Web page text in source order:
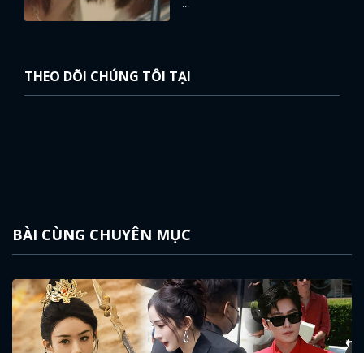
THEO DÕI CHÚNG TÔI TẠI
BÀI CÙNG CHUYÊN MỤC